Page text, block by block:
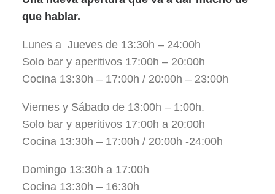
que hablar.
Lunes a Jueves de 13:30h – 24:00h
Solo bar y aperitivos 17:00h – 20:00h
Cocina 13:30h – 17:00h / 20:00h – 23:00h
Viernes y Sábado de 13:00h – 1:00h.
Solo bar y aperitivos 17:00h a 20:00h
Cocina 13:30h – 17:00h / 20:00h -24:00h
Domingo 13:30h a 17:00h
Cocina 13:30h – 16:30h